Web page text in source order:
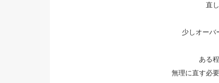
直
少しオーバ
ある
無理に直す必